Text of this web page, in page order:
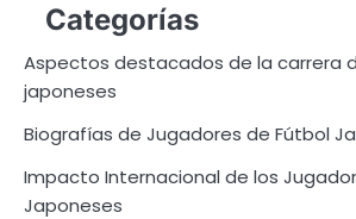
Categorías
Aspectos destacados de la carrera
japoneses
Biografías de Jugadores de Fútbol
Impacto Internacional de los
Japoneses